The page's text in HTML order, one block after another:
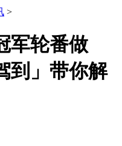
>
军轮番做
到」带你解